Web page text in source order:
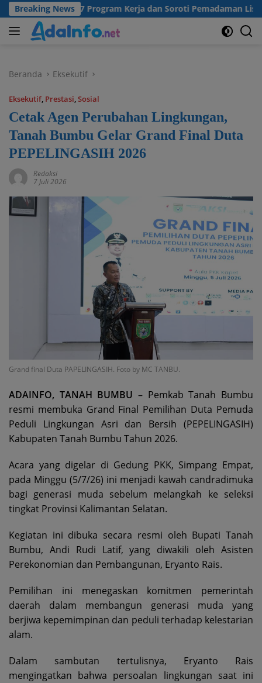
Langsung
ke
konten
Breaking News
57 Program Kerja dan Soroti Pemadaman Listrik PLN
Beranda Eksekutif
Eksekutif, Prestasi,Sosial
Cetak Agen Perubahan Lingkungan,
Tanah Bumbu Gelar Grand Final Duta
PEPELINGASIH 2026
Redaksi
7 Juli 2026
Grand final Duta PAPELINGASIH. Foto by MC TANBU.
ADAINFO, TANAH BUMBU – Pemkab Tanah Bumbu
resmi membuka Grand Final Pemilihan Duta Pemuda
Peduli Lingkungan Asri dan Bersih (PEPELINGASIH)
Kabupaten Tanah Bumbu Tahun 2026.
Acara yang digelar di Gedung PKK, Simpang Empat,
pada Minggu (5/7/26) ini menjadi kawah candradimuka
bagi generasi muda sebelum melangkah ke seleksi
tingkat Provinsi Kalimantan Selatan.
Kegiatan ini dibuka secara resmi oleh Bupati Tanah
Bumbu, Andi Rudi Latif, yang diwakili oleh Asisten
Perekonomian dan Pembangunan, Eryanto Rais.
Pemilihan ini menegaskan komitmen pemerintah
daerah dalam membangun generasi muda yang
berjiwa kepemimpinan dan peduli terhadap kelestarian
alam.
Dalam sambutan tertulisnya, Eryanto Rais
mengingatkan bahwa persoalan lingkungan saat ini